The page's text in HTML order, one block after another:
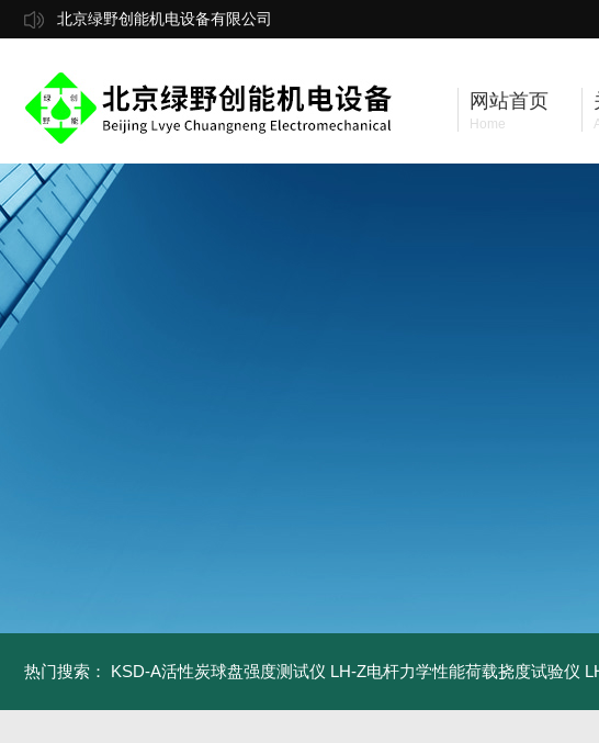
北京绿野创能机电设备有限公司
网站首页
Home
热门搜索： KSD-A活性炭球盘强度测试仪 LH-Z电杆力学性能荷载挠度试验仪